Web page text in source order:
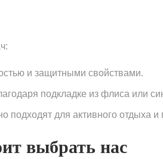
и защитными свойствами.
подкладке из флиса или
подходят для активного отдыха
выбрать нас